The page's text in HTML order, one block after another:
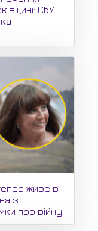
СБУ
живе в
з
про війну.